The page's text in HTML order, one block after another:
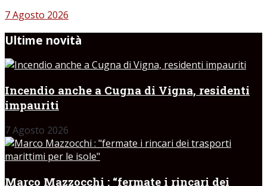
7 Agosto 2026
Ultime novità
Incendio anche a Cugna di Vigna, residenti
impauriti
7 Agosto 2026
Marco Mazzocchi : “fermate i rincari dei